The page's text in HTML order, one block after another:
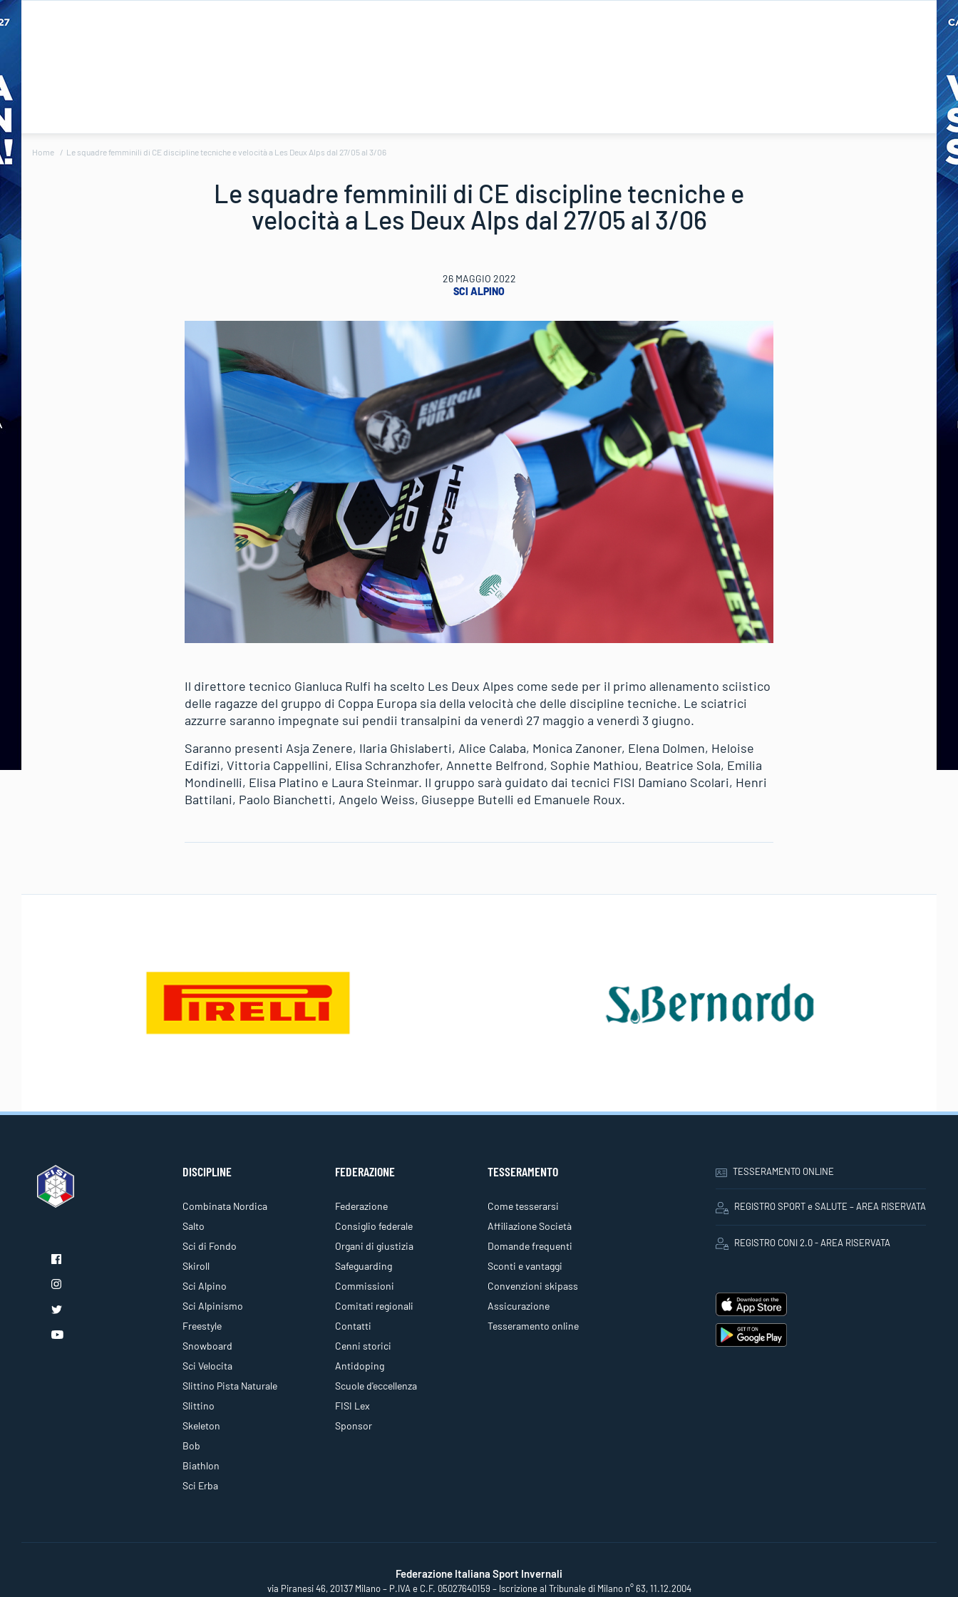
Home Le squadre femminili di CE discipline tecniche e velocità a Les Deux Alps dal 27/05 al 3/06
Le squadre femminili di CE discipline tecniche e
velocità a Les Deux Alps dal 27/05 al 3/06
26 MAGGIO 2022
SCI ALPINO
Il direttore tecnico Gianluca Rulfi ha scelto Les Deux Alpes come sede per il primo allenamento sciistico
delle ragazze del gruppo di Coppa Europa sia della velocità che delle discipline tecniche. Le sciatrici
azzurre saranno impegnate sui pendii transalpini da venerdì 27 maggio a venerdì 3 giugno.
Saranno presenti Asja Zenere, Ilaria Ghislaberti, Alice Calaba, Monica Zanoner, Elena Dolmen, Heloise
Edifizi, Vittoria Cappellini, Elisa Schranzhofer, Annette Belfrond, Sophie Mathiou, Beatrice Sola, Emilia
Mondinelli, Elisa Platino e Laura Steinmar. Il gruppo sarà guidato dai tecnici FISI Damiano Scolari, Henri
Battilani, Paolo Bianchetti, Angelo Weiss, Giuseppe Butelli ed Emanuele Roux.
DISCIPLINE
Combinata Nordica
Salto
Sci di Fondo
Skiroll
Sci Alpino
Sci Alpinismo
Freestyle
Snowboard
Sci Velocita
Slittino Pista Naturale
Slittino
Skeleton
Bob
Biathlon
Sci Erba
FEDERAZIONE
Federazione
Consiglio federale
Organi di giustizia
Safeguarding
Commissioni
Comitati regionali
Contatti
Cenni storici
Antidoping
Scuole d'eccellenza
FISI Lex
Sponsor
TESSERAMENTO
Come tesserarsi
Affiliazione Società
Domande frequenti
Sconti e vantaggi
Convenzioni skipass
Assicurazione
Tesseramento online
TESSERAMENTO ONLINE
REGISTRO SPORT e SALUTE – AREA RISERVATA
REGISTRO CONI 2.0 - AREA RISERVATA
Federazione Italiana Sport Invernali
via Piranesi 46, 20137 Milano – P.IVA e C.F. 05027640159 – Iscrizione al Tribunale di Milano n° 63, 11.12.2004